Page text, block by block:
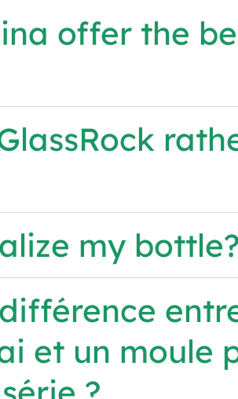
offer the
my bottle?
et un moule